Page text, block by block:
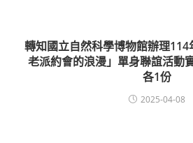
轉知國立自然科學博物館辦理
老派約會的浪漫」單身聯誼活動
各1份
2025-04-08